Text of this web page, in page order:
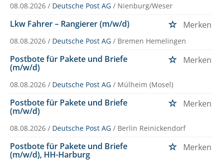
08.08.2026 / Deutsche Post AG / Nienburg/Weser
Lkw Fahrer – Rangierer (m/w/d) Merken
08.08.2026 / Deutsche Post AG / Bremen Hemelingen
Postbote für Pakete und Briefe
(m/w/d)
Merken
08.08.2026 / Deutsche Post AG / Mülheim (Mosel)
Postbote für Pakete und Briefe
(m/w/d)
Merken
08.08.2026 / Deutsche Post AG / Berlin Reinickendorf
Postbote für Pakete und Briefe
(m/w/d), HH-Harburg
Merken